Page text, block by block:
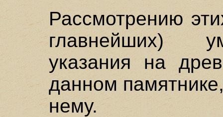
Рассмотрению
главнейших)
указания на
данном
нему.